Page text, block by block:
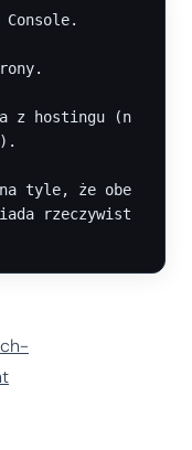
z hostingu (n
tyle, że obe
rzeczywist